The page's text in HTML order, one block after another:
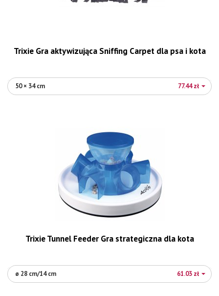
Trixie Gra aktywizująca Sniffing Carpet dla psa i kota
50 × 34 cm 77.44 zł
Trixie Tunnel Feeder Gra strategiczna dla kota
ø 28 cm/14 cm 61.03 zł